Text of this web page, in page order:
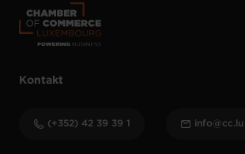
Kontakt
(+352) 42 39 39 1 info@cc.lu